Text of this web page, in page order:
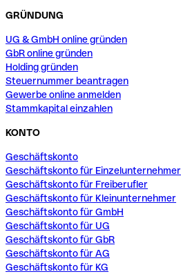
GRÜNDUNG
UG & GmbH online gründen
GbR online gründen
Holding gründen
Steuernummer beantragen
Gewerbe online anmelden
Stammkapital einzahlen
KONTO
Geschäftskonto
Geschäftskonto für Einzelunternehmer
Geschäftskonto für Freiberufler
Geschäftskonto für Kleinunternehmer
Geschäftskonto für GmbH
Geschäftskonto für UG
Geschäftskonto für GbR
Geschäftskonto für AG
Geschäftskonto für KG